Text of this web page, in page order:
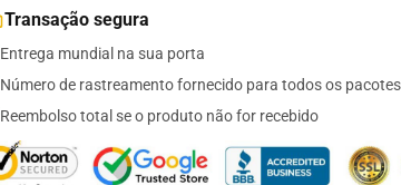
Transação segura
Entrega mundial na sua porta
Número de rastreamento fornecido para todos os pacotes
Reembolso total se o produto não for recebido